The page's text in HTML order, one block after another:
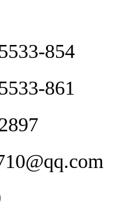
854
861